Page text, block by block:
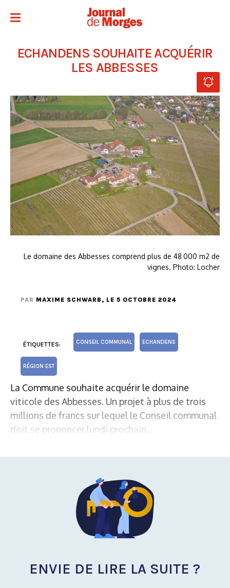
ECHANDENS SOUHAITE ACQUÉRIR
LES ABBESSES
Le domaine des Abbesses comprend plus de 48 000 m2 de
vignes. Photo: Locher
PAR MAXIME SCHWARB , LE 5 OCTOBRE 2024
ÉTIQUETTES: CONSEIL COMMUNAL ECHANDENS
RÉGION EST
La Commune souhaite acquérir le domaine
viticole des Abbesses. Un projet à plus de trois
millions de francs sur lequel le Conseil communal
doit se prononcer lundi prochain.
ENVIE DE LIRE LA SUITE ?